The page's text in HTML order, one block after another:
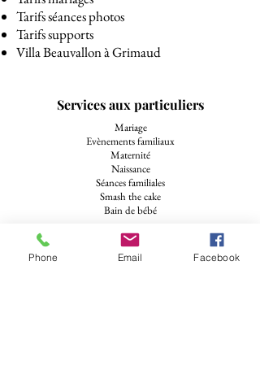
Tarifs séances photos
Tarifs supports
Villa Beauvallon à Grimaud
Services aux particuliers
Mariage
Evènements familiaux
Maternité
Naissance
Séances familiales
Smash the cake
Bain de bébé
Services aux professionnels
Phone Email Facebook